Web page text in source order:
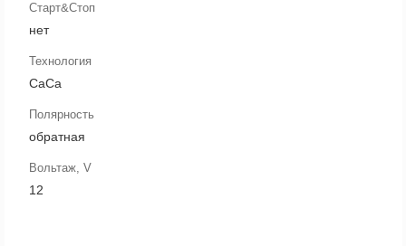
Старт&Стоп
нет
Технология
CaCa
Полярность
обратная
Вольтаж, V
12